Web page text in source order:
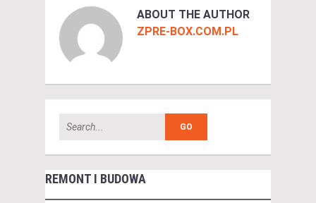
ABOUT THE AUTHOR
ZPRE-BOX.COM.PL
REMONT I BUDOWA